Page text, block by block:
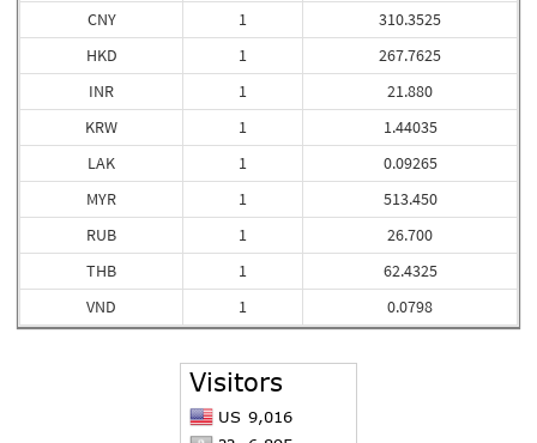
CNY
HKD
INR
KRW
LAK
MYR
RUB
THB
VND
1
1
1
1
1
1
1
1
1
310.3525
267.7625
21.880
1.44035
0.09265
513.450
26.700
62.4325
0.0798